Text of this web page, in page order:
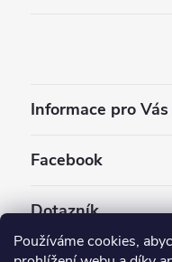
Používáme cookies,
Informace pro Vás
Facebook
Dotazník